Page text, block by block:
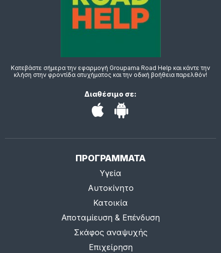
Κατεβάστε σήμερα την εφαρμογή Groupama Road Help και κάντε την
κλήση στην φροντίδα ατυχήματος και την οδική βοήθεια παρελθόν!
Διαθέσιμο σε:
ΠΡΟΓΡΑΜΜΑΤΑ
Υγεία
Αυτοκίνητο
Κατοικία
Αποταμίευση & Επένδυση
Σκάφος αναψυχής
Επιχείρηση